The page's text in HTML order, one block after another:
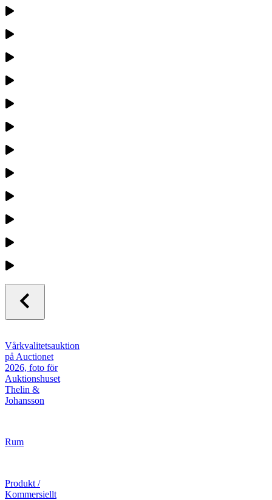
Vårkvalitetsauktion
på Auctionet
2026, foto för
Auktionshuset
Thelin &
Johansson
Rum
Produkt /
Kommersiellt